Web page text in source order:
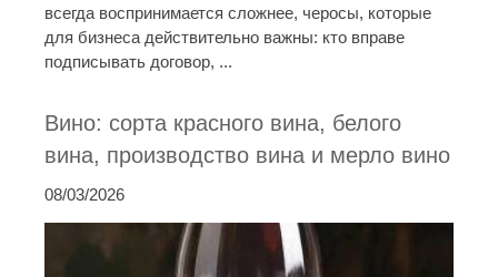
всегда воспринимается сложнее, черосы, которые
для бизнеса действительно важны: кто вправе
подписывать договор, ...
Вино: сорта красного вина, белого
вина, производство вина и мерло вино
08/03/2026